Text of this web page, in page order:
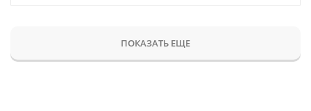
ПОКАЗАТЬ ЕЩЕ